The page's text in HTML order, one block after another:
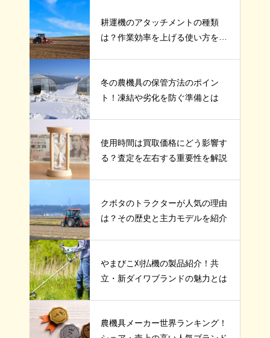
耕運機のアタッチメントの種類
は？作業効率を上げる使い方を紹
冬の農機具の保管方法のポイン
ト！凍結や劣化を防ぐ準備とは
使用時間は買取価格にどう影響す
る？査定を左右する重要性を解説
クボタのトラクターが人気の理由
は？その歴史と主力モデルを紹介
やまびこ刈払機の製品紹介！共
立・新ダイワブランドの魅力とは
農機具メーカー世界ランキング！